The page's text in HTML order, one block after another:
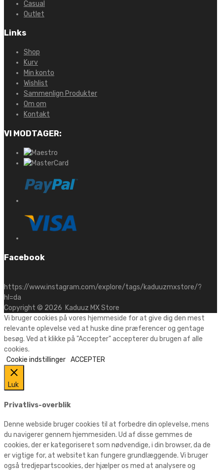
Casual
Outlet
Links
Shop
Kurv
Min konto
Wishlist
Sammenlign Produkter
Om om
Kontakt
VI MODTAGER:
Facebook
https://www.instagram.com/explore/tags/kaduuzmxstore/?
hl=da
Copyright © 2026 Kaduuz MX Store
Vi bruger cookies på vores hjemmeside for at give dig den mest
relevante oplevelse ved at huske dine præferencer og gentage
besøg. Ved at klikke på "Accepter" accepterer du brugen af alle
cookies.
Cookie indstillinger ACCEPTER
Luk
Privatlivs-overblik
Denne webside bruger cookies til at forbedre din oplevelse, mens
du navigerer gennem hjemmesiden. Ud af disse gemmes de
cookies, der er kategoriseret som nødvendige, i din browser, da de
er vigtige for, at websitet kan fungere grundlæggende. Vi bruger
også tredjepartscookies, der hjælper os med at analysere og